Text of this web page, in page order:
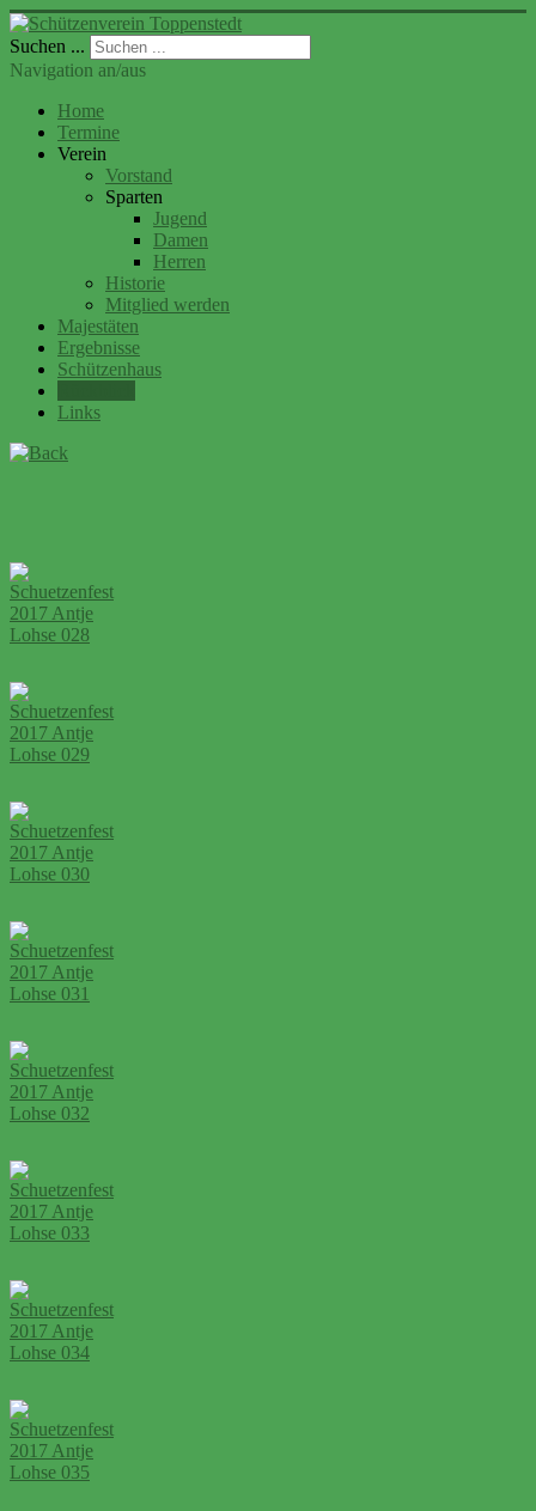
Suchen ...
Navigation an/aus
Home
Termine
Verein
Vorstand
Sparten
Jugend
Damen
Herren
Historie
Mitglied werden
Majestäten
Ergebnisse
Schützenhaus
Links